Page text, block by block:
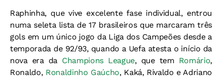
Raphinha, que vive excelente fase individual, entrou
numa seleta lista de 17 brasileiros que marcaram três
gols em um único jogo da Liga dos Campeões desde a
temporada de 92/93, quando a Uefa atesta o início da
nova era da Champions League, que tem Romário,
Ronaldo, Ronaldinho Gaúcho, Kaká, Rivaldo e Adriano